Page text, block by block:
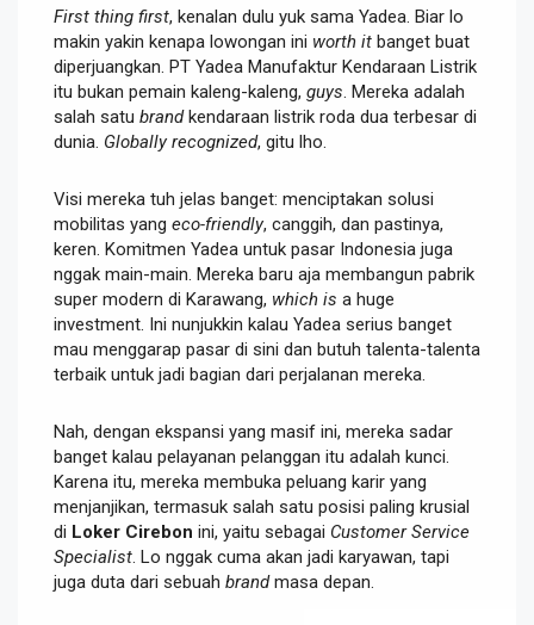
First thing first, kenalan dulu yuk sama Yadea. Biar lo
makin yakin kenapa lowongan ini worth it banget buat
diperjuangkan. PT Yadea Manufaktur Kendaraan Listrik
itu bukan pemain kaleng-kaleng, guys . Mereka adalah
salah satu brandkendaraan listrik roda dua terbesar di
dunia. Globally recognized, gitu lho.
Visi mereka tuh jelas banget: menciptakan solusi
mobilitas yang eco-friendly, canggih, dan pastinya,
keren. Komitmen Yadea untuk pasar Indonesia juga
nggak main-main. Mereka baru aja membangun pabrik
super modern di Karawang, which is a huge
investment. Ini nunjukkin kalau Yadea serius banget
mau menggarap pasar di sini dan butuh talenta-talenta
terbaik untuk jadi bagian dari perjalanan mereka.
Nah, dengan ekspansi yang masif ini, mereka sadar
banget kalau pelayanan pelanggan itu adalah kunci.
Karena itu, mereka membuka peluang karir yang
menjanjikan, termasuk salah satu posisi paling krusial
di Loker Cirebon ini, yaitu sebagai Customer Service
Specialist . Lo nggak cuma akan jadi karyawan, tapi
juga duta dari sebuah brandmasa depan.